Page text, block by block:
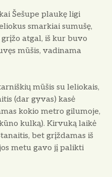
Šešupe plaukę ligi
smarkiai sumušę,
atgal, iš kur buvo
mūšis, vadinama
mūšis su leliokais,
(dar gyvas) kasė
kokio metro gilumoje,
kulką). Kirvuką laikė
bet grįždamas iš
metu gavo jį palikti